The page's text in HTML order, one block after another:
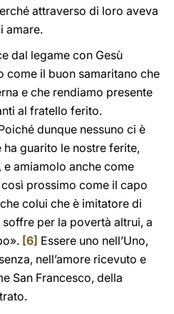
attraverso di loro aveva
amare.
dal legame con Gesù
come il buon samaritano che
e che rendiamo presente
al fratello ferito.
dunque nessuno ci è
guarito le nostre ferite,
amiamolo anche come
prossimo come il capo
colui che è imitatore di
per la povertà altrui, a
[6] Essere uno nell’Uno,
nell’amore ricevuto e
San Francesco, della